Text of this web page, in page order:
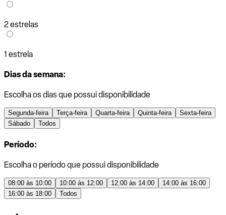
2 estrelas
1 estrela
Dias da semana:
Escolha os dias que possui disponibilidade
Segunda-feira Terça-feira Quarta-feira Quinta-feira
Sexta-feira
Sábado
Todos
Período:
Escolha o período que possui disponibilidade
08:00 às 10:00 10:00 às 12:00 12:00 às 14:00
14:00 às 16:00
16:00 às 18:00
Todos